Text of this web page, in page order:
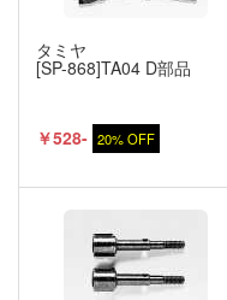
タミヤ
[SP-868]TA04 D部品
￥528- 20% OFF